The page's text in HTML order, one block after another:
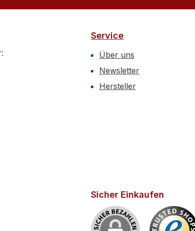
Service
Über uns
Newsletter
Hersteller
Sicher Einkaufen